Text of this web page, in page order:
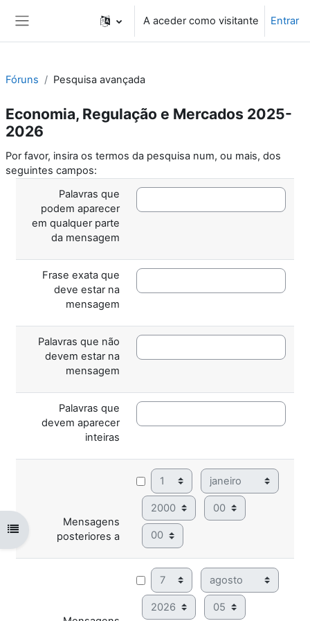
A aceder como visitante Entrar
Abrir índice da disciplina
Fóruns Pesquisa avançada
Economia, Regulação e Mercados 2025-
2026
Por favor, insira os termos da pesquisa num, ou mais, dos
seguintes campos:
Palavras que
podem aparecer
em qualquer parte
da mensagem
Frase exata que
deve estar na
mensagem
Palavras que não
devem estar na
mensagem
Palavras que
devem aparecer
inteiras
Mensagens
posteriores a
Dia Mês
Ano Hora
Minuto
Dia Mês
Ano Hora